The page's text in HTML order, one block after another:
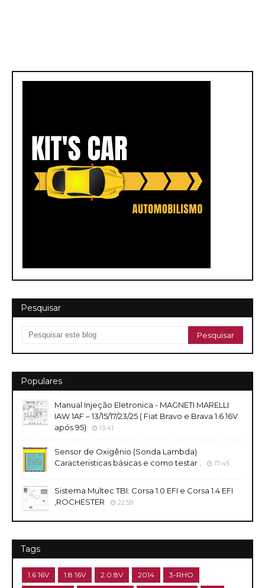
Pesquisar
Populares
Manual Injeção Eletronica - MAGNETI MARELLI
IAW 1AF – 13/15/17/23/25 ( Fiat Bravo e Brava 1.6 16V
após 95)
13:41
Sensor de Oxigênio (Sonda Lambda)
Caracteristicas básicas e como testar .
17:45
Sistema Multec TBI: Corsa 1.0 EFI e Corsa 1.4 EFI
,ROCHESTER
22:59
Tags
1.6 16V 1.8 16V 2.0 8V 2014 3-RHO